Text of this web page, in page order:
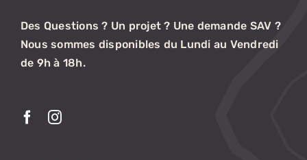
Des Questions ? Un projet ? Une demande SAV ?
Nous sommes disponibles du Lundi au Vendredi
de 9h à 18h.